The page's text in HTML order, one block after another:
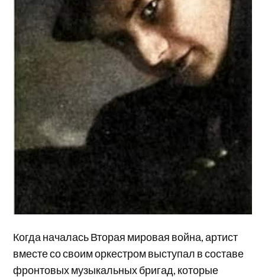
Когда началась Вторая мировая война, артист
вместе со своим оркестром выступал в составе
фронтовых музыкальных бригад, которые